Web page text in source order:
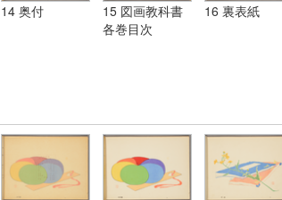
14 奥付
15 図画教科書
各巻目次
16 裏表紙